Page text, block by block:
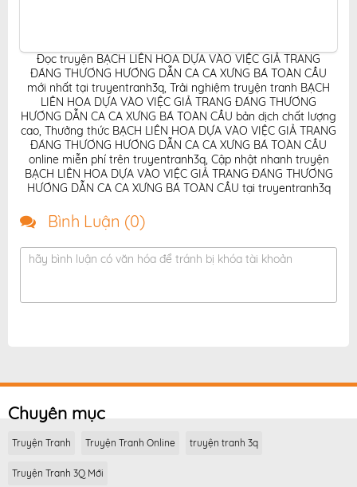
Đọc truyện BẠCH LIÊN HOA DỰA VÀO VIỆC GIẢ TRANG
ĐÁNG THƯƠNG HƯỚNG DẪN CA CA XƯNG BÁ TOÀN CẦU
mới nhất tại truyentranh3q, Trải nghiệm truyện tranh BẠCH
LIÊN HOA DỰA VÀO VIỆC GIẢ TRANG ĐÁNG THƯƠNG
HƯỚNG DẪN CA CA XƯNG BÁ TOÀN CẦU bản dịch chất lượng
cao, Thưởng thức BẠCH LIÊN HOA DỰA VÀO VIỆC GIẢ TRANG
ĐÁNG THƯƠNG HƯỚNG DẪN CA CA XƯNG BÁ TOÀN CẦU
online miễn phí trên truyentranh3q, Cập nhật nhanh truyện
BẠCH LIÊN HOA DỰA VÀO VIỆC GIẢ TRANG ĐÁNG THƯƠNG
HƯỚNG DẪN CA CA XƯNG BÁ TOÀN CẦU tại truyentranh3q
Bình Luận (0)
hãy bình luận có văn hóa để tránh bị khóa tài khoản
Chuyên mục
Truyện Tranh Truyện Tranh Online truyện tranh 3q
Truyện Tranh 3Q Mới